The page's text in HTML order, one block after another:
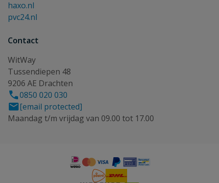
haxo.nl
pvc24.nl
Contact
WitWay
Tussendiepen 48
9206 AE Drachten
0850 020 030
[email protected]
Maandag t/m vrijdag van 09.00 tot 17.00